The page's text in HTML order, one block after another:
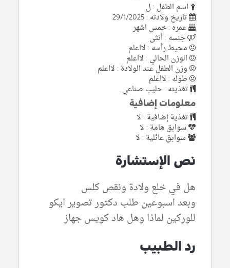
اسم الطفل : ل
تاريخ ولادته : 29/1/2025
عمره : خمس اشهر
جنسه : أنثى
محيط رأسه : لااعلم
الوزن الحالي : لااعلم
وزن الطفل عند الولادة : لااعلم
طوله : لااعلم
تغذيته : حليب صناعي
معلومات إضافية
تغذية إضافية : لا
سوابق هامة : لا
سوابق عائلية : لا
نص الإستشارة
هل في خلع ولادة ونقص كلس
وبعد اسبوعين طلب دكتور تصوير ايكو
للوركين لماذا وهل هاد كويس جهاز
رد الطبيب